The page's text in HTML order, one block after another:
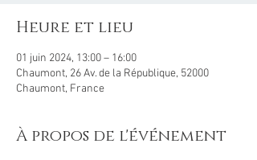
Heure et lieu
01 juin 2024, 13:00 – 16:00
Chaumont, 26 Av. de la République, 52000
Chaumont, France
À propos de l'événement